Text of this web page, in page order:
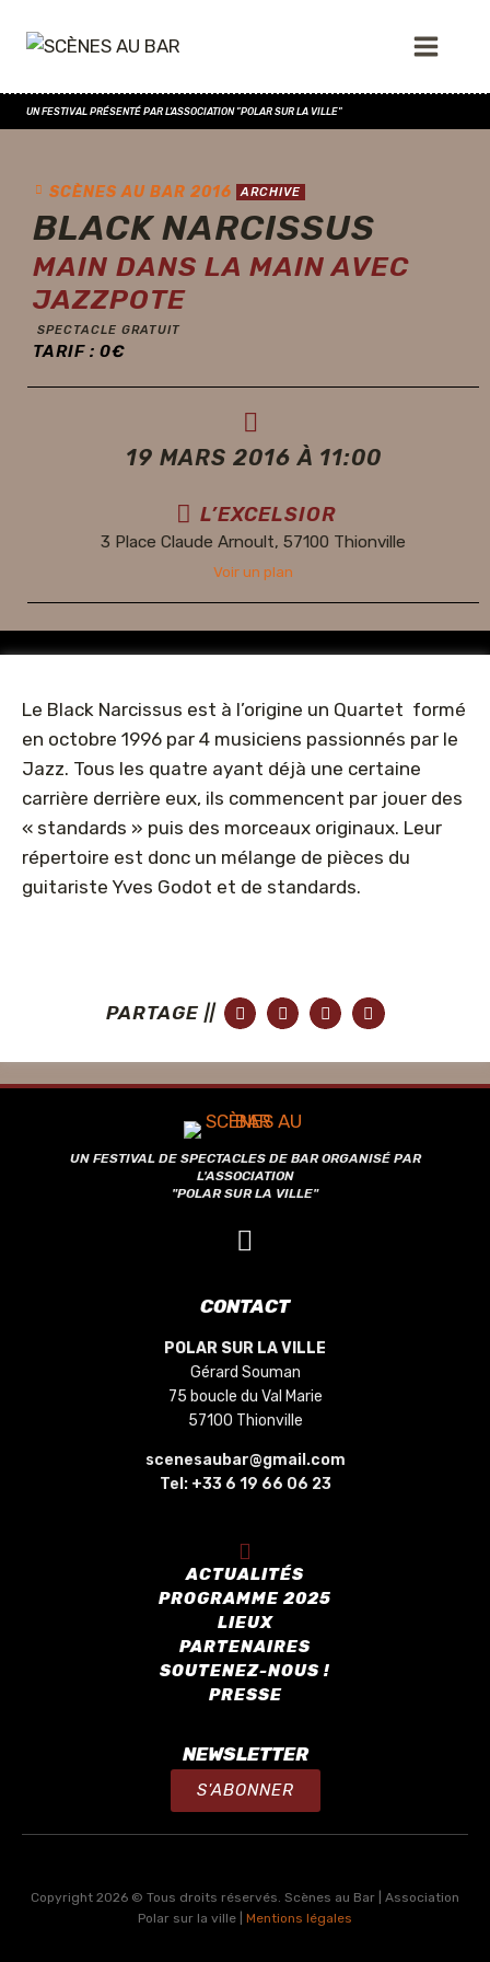
UN FESTIVAL PRÉSENTÉ PAR L'ASSOCIATION "POLAR SUR LA VILLE"
SCÈNES AU BAR 2016 ARCHIVE
BLACK NARCISSUS
MAIN DANS LA MAIN AVEC
JAZZPOTE
SPECTACLE GRATUIT
TARIF : 0€
19 MARS 2016 À 11:00
L’EXCELSIOR
3 Place Claude Arnoult, 57100 Thionville
Voir un plan
Le Black Narcissus est à l’origine un Quartet formé
en octobre 1996 par 4 musiciens passionnés par le
Jazz. Tous les quatre ayant déjà une certaine
carrière derrière eux, ils commencent par jouer des
« standards » puis des morceaux originaux. Leur
répertoire est donc un mélange de pièces du
guitariste Yves Godot et de standards.
PARTAGE ||
UN FESTIVAL DE SPECTACLES DE BAR ORGANISÉ PAR
L'ASSOCIATION
"POLAR SUR LA VILLE"
CONTACT
POLAR SUR LA VILLE
Gérard Souman
75 boucle du Val Marie
57100 Thionville
scenesaubar@gmail.com
Tel: +33 6 19 66 06 23
ACTUALITÉS
PROGRAMME 2025
LIEUX
PARTENAIRES
SOUTENEZ-NOUS !
PRESSE
NEWSLETTER
S'ABONNER
Copyright 2026 © Tous droits réservés. Scènes au Bar | Association
Polar sur la ville | Mentions légales